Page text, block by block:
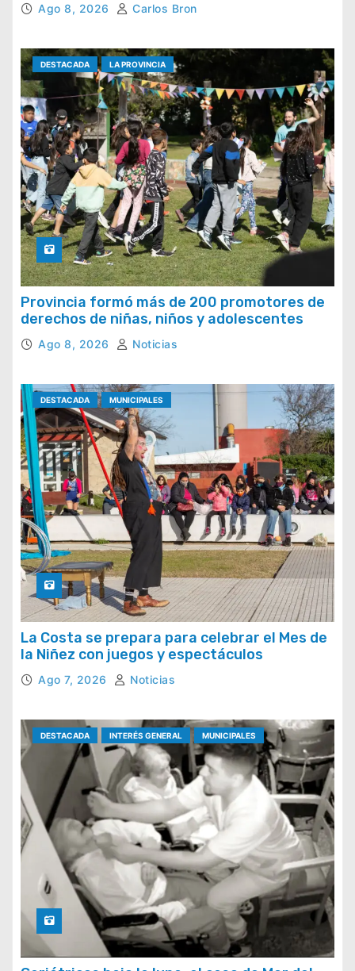
Ago 8, 2026 Carlos Bron
DESTACADA LA PROVINCIA
Provincia formó más de 200 promotores de
derechos de niñas, niños y adolescentes
Ago 8, 2026 Noticias
DESTACADA MUNICIPALES
La Costa se prepara para celebrar el Mes de
la Niñez con juegos y espectáculos
Ago 7, 2026 Noticias
DESTACADA INTERÉS GENERAL MUNICIPALES